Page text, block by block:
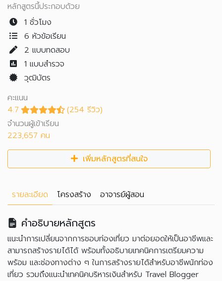
หลักสูตรนี้ประกอบด้วย
1 ชั่วโมง
6 หัวข้อเรียน
2 แบบทดสอบ
1 แบบสำรวจ
วุฒิบัตร
คะแนน
4.7
(254 รีวิว)
จำนวนผู้เข้าเรียน
223,657 คน
เพิ่มหลักสูตรที่สนใจ
รายละเอียด โครงสร้าง อาจารย์ผู้สอน
คำอธิบายหลักสูตร
แนะนำการเปลี่ยนจากการชอบท่องเที่ยว มาต่อยอดให้เป็นอาชีพและ
สามารถสร้างรายได้ได้ พร้อมทั้งอธิบายเทคนิคการเตรียมความ
พร้อม และช่องทางต่าง ๆ ในการสร้างรายได้สำหรับอาชีพนักท่อง
เที่ยว รวมถึงแนะนำเทคนิคบริหารเงินสำหรับ Travel Blogger